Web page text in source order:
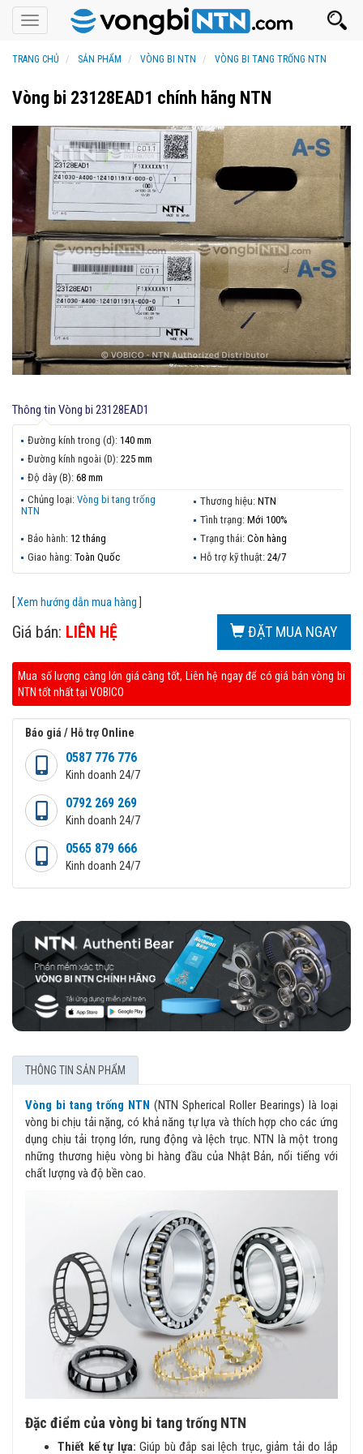
Toggle
navigation
TRANG CHỦ SẢN PHẨM VÒNG BI NTN VÒNG BI TANG TRỐNG NTN
Vòng bi 23128EAD1 chính hãng NTN
Thông tin Vòng bi 23128EAD1
Đường kính trong (d): 140 mm
Đường kính ngoài (D): 225 mm
Độ dày (B): 68 mm
Chủng loại: Vòng bi tang trống
NTN
Thương hiệu: NTN
Tình trạng: Mới 100%
Bảo hành: 12 tháng Trạng thái: Còn hàng
Giao hàng: Toàn Quốc Hỗ trợ kỹ thuật: 24/7
[Xem hướng dẫn mua hàng
Giá bán: LIÊN HỆ ĐẶT MUA NGAY
Mua số lượng càng lớn giá càng tốt, Liên hệ ngay để có giá bán vòng bi
NTN tốt nhất tại VOBICO
Báo giá / Hỗ trợ Online
0587 776 776
Kinh doanh 24/7
0792 269 269
Kinh doanh 24/7
0565 879 666
Kinh doanh 24/7
THÔNG TIN SẢN PHẨM
Vòng bi tang trống NTN (NTN Spherical Roller Bearings) là loại
vòng bi chịu tải nặng, có khả năng tự lựa và thích hợp cho các ứng
dụng chịu tải trọng lớn, rung động và lệch trục. NTN là một trong
những thương hiệu vòng bi hàng đầu của Nhật Bản, nổi tiếng với
chất lượng và độ bền cao.
Đặc điểm của vòng bi tang trống NTN
Thiết kế tự lựa: Giúp bù đắp sai lệch trục, giảm tải do lắp